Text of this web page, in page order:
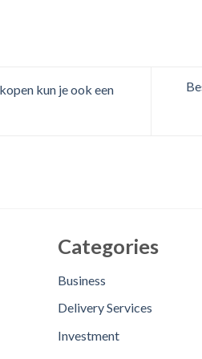
kun je ook een
Categories
Business
Delivery Services
Investment